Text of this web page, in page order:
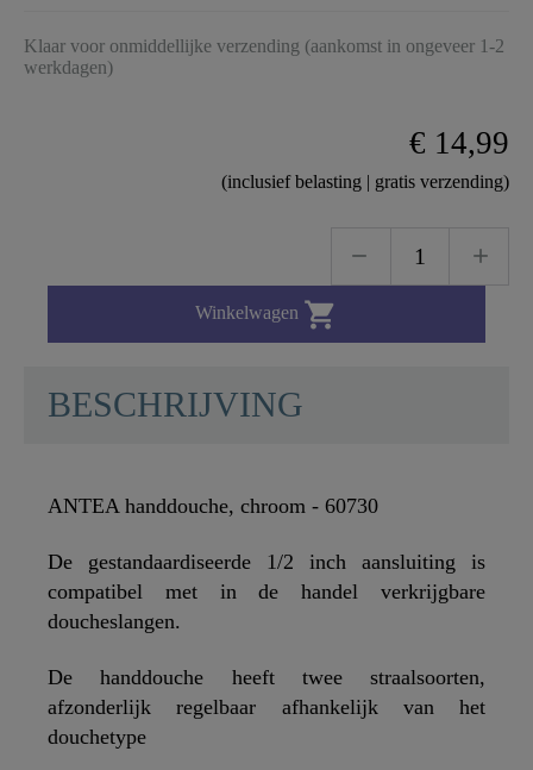
Klaar voor onmiddellijke verzending (aankomst in ongeveer 1-2
werkdagen)
€ 14,99
(inclusief belasting | gratis verzending)
Winkelwagen 
BESCHRIJVING
ANTEA handdouche, chroom - 60730
De gestandaardiseerde 1/2 inch aansluiting is
compatibel met in de handel verkrijgbare
doucheslangen.
De handdouche heeft twee straalsoorten,
afzonderlijk regelbaar afhankelijk van het
douchetype